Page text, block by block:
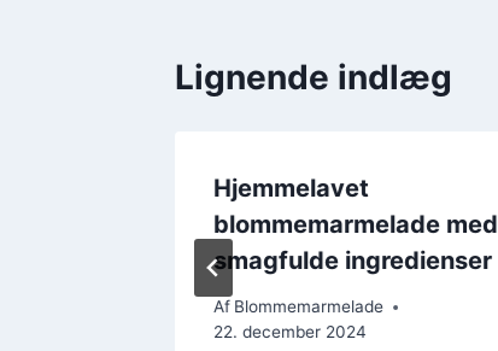
Lignende indlæg
Hjemmelavet
blommemarmelade med
smagfulde ingredienser
Af Blommemarmelade
22. december 2024